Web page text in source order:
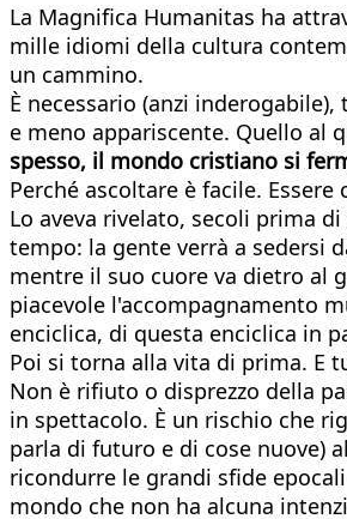
La Magnifica Humanitas ha
mille idiomi della cultura
un cammino.
È necessario (anzi
e meno appariscente. Quello al
spesso, il mondo cristiano si
Perché ascoltare è facile.
Lo aveva rivelato, secoli prima
tempo: la gente verrà a sedersi
mentre il suo cuore va dietro al
piacevole l'accompagnamento
enciclica, di questa enciclica in
Poi si torna alla vita di prima. E
Non è rifiuto o disprezzo della
in spettacolo. È un rischio che
parla di futuro e di cose nuove)
ricondurre le grandi sfide
mondo che non ha alcuna